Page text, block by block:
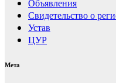
Свидетельство о
Устав
ЦУР
Мета